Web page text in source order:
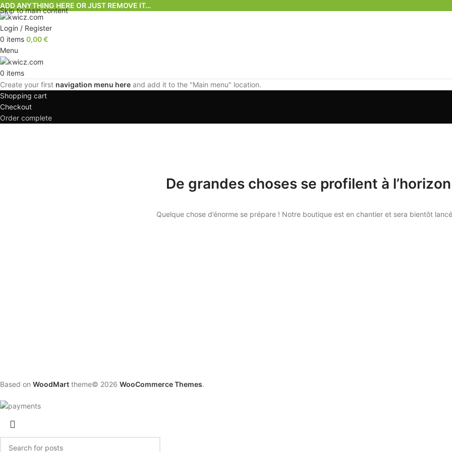
Skip to main content
ADD ANYTHING HERE OR JUST REMOVE IT…
Login / Register
0 items 0,00€
Menu
0 items
Create your first navigation menu here and add it to the "Main menu" location.
Shopping cart
Checkout
Order complete
De grandes choses se profilent à l’horizon
Quelque chose d’énorme se prépare ! Notre boutique est en chantier et sera bientôt
Based on WoodMart theme© 2026 WooCommerce Themes.